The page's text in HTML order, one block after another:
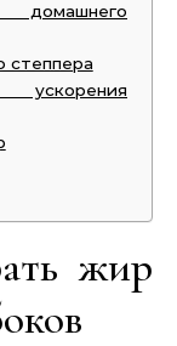
степпера
жир